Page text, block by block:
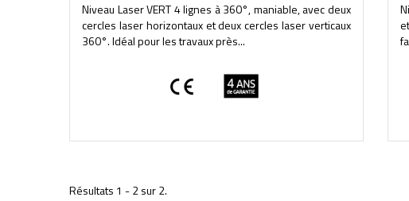
Niveau Laser VERT 4 lignes à 360°, maniable, avec deux
cercles laser horizontaux et deux cercles laser verticaux
360°. Idéal pour les travaux près...
Résultats 1 - 2 sur 2.